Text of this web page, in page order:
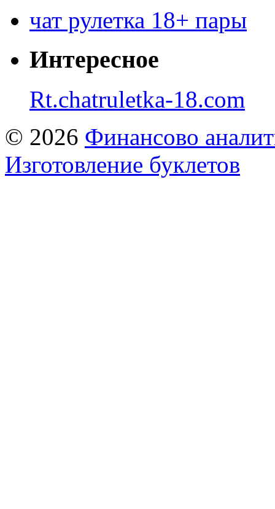
чат рулетка 18+ пары
Интересное
Rt.chatruletka-18.com
© 2026 Финансово
Изготовление буклетов